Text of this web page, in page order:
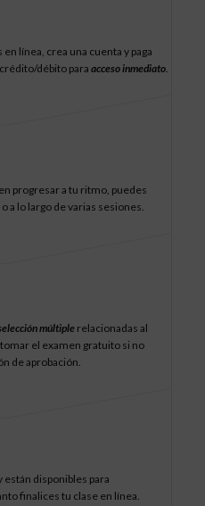
línea, crea una cuenta y paga
débito paraacceso inmediato.
progresar a tu ritmo, puedes
a lo largo de varias sesiones.
múltiple relacionadas al
el examen gratuito si no
de aprobación.
disponibles para
finalices tu clase en línea.